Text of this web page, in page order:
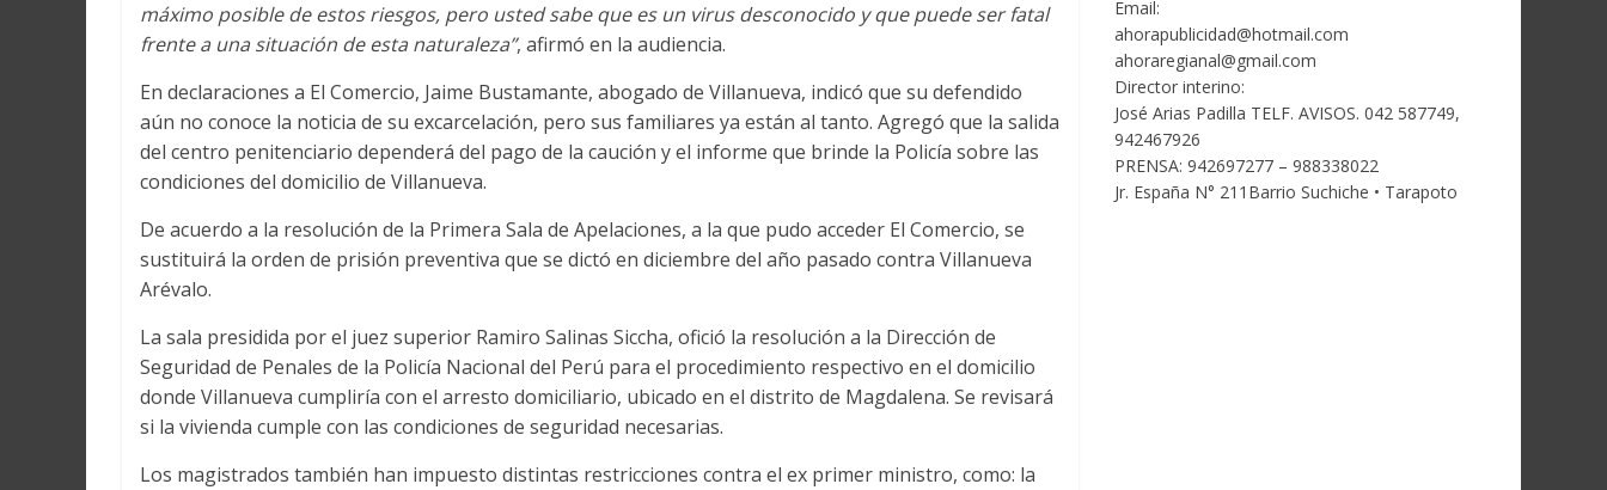
máximo posible de estos riesgos, pero usted sabe que es un virus desconocido y que puede ser fatal
frente a una situación de esta naturaleza”, afirmó en la audiencia.
En declaraciones a El Comercio, Jaime Bustamante, abogado de Villanueva, indicó que su defendido
aún no conoce la noticia de su excarcelación, pero sus familiares ya están al tanto. Agregó que la salida
del centro penitenciario dependerá del pago de la caución y el informe que brinde la Policía sobre las
condiciones del domicilio de Villanueva.
De acuerdo a la resolución de la Primera Sala de Apelaciones, a la que pudo acceder El Comercio, se
sustituirá la orden de prisión preventiva que se dictó en diciembre del año pasado contra Villanueva
Arévalo.
La sala presidida por el juez superior Ramiro Salinas Siccha, ofició la resolución a la Dirección de
Seguridad de Penales de la Policía Nacional del Perú para el procedimiento respectivo en el domicilio
donde Villanueva cumpliría con el arresto domiciliario, ubicado en el distrito de Magdalena. Se revisará
si la vivienda cumple con las condiciones de seguridad necesarias.
Los magistrados también han impuesto distintas restricciones contra el ex primer ministro, como: la
Email:
ahorapublicidad@hotmail.com
ahoraregianal@gmail.com
Director interino:
José Arias Padilla TELF. AVISOS. 042 587749,
942467926
PRENSA: 942697277 – 988338022
Jr. España N° 211Barrio Suchiche • Tarapoto